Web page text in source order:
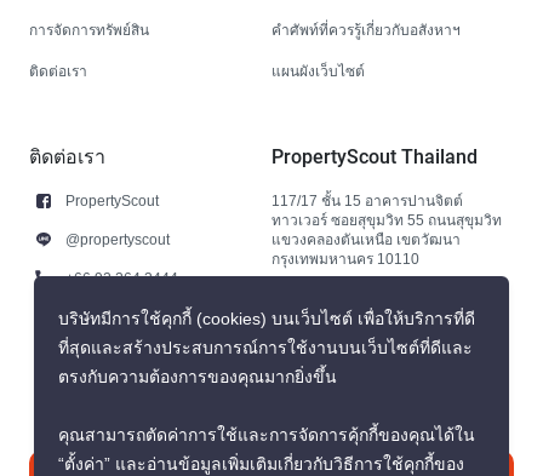
การจัดการทรัพย์สิน
ติดต่อเรา
คำศัพท์ที่ควรรู้เกี่ยวกับอสังหาฯ
แผนผังเว็บไซต์
ติดต่อเรา
PropertyScout
@propertyscout
+66 92 264 3444
+66 92 264 3444
contact@propertyscout.co.th
PropertyScout Thailand
117/17 ชั้น 15 อาคารปานจิตต์
ทาวเวอร์ ซอยสุขุมวิท 55 ถนนสุขุมวิท
แขวงคลองตันเหนือ เขตวัฒนา
กรุงเทพมหานคร 10110
บริษัทมีการใช้คุกกี้ (cookies) บนเว็บไซต์ เพื่อให้บริการที่ดี
ที่สุดและสร้างประสบการณ์การใช้งานบนเว็บไซต์ที่ดีและ
ตรงกับความต้องการของคุณมากยิ่งขึ้น
คุณสามารถตัดค่าการใช้และการจัดการคุ้กกี้ของคุณได้ใน
“ตั้งค่า” และอ่านข้อมูลเพิ่มเติมเกี่ยวกับวิธีการใช้คุกกี้ของ